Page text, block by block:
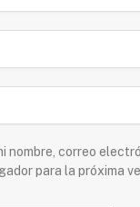
nombre, correo
para la próxima